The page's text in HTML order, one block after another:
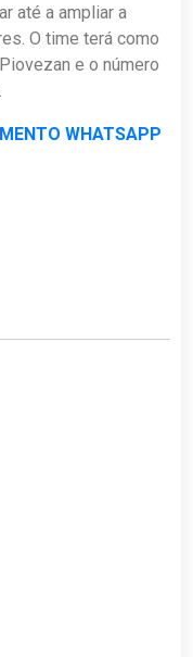
até a ampliar a
O time terá como
e o número
WHATSAPP